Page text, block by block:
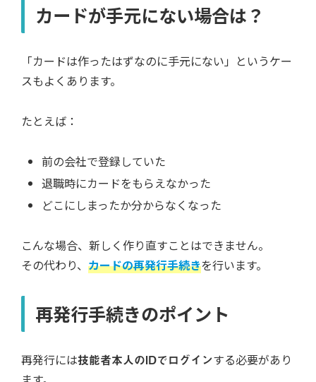
カードが手元にない場合は？
「カードは作ったはずなのに手元にない」というケー
スもよくあります。
たとえば：
前の会社で登録していた
退職時にカードをもらえなかった
どこにしまったか分からなくなった
こんな場合、新しく作り直すことはできません。
その代わり、 カードの再発行手続きを行います。
再発行手続きのポイント
再発行には技能者本人のIDでログインする必要があり